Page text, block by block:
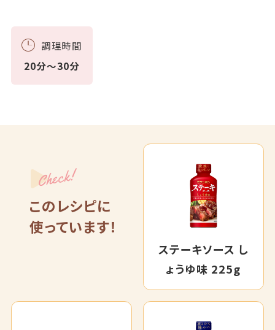
調理時間
20分～30分
Check!
このレシピに
使っています！
ステーキソース し
ょうゆ味 225g